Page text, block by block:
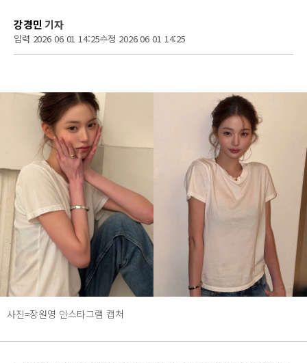
강경민 기자
입력 2026 06 01 14:25수정 2026 06 01 14:25
사진=장원영 인스타그램 캡처